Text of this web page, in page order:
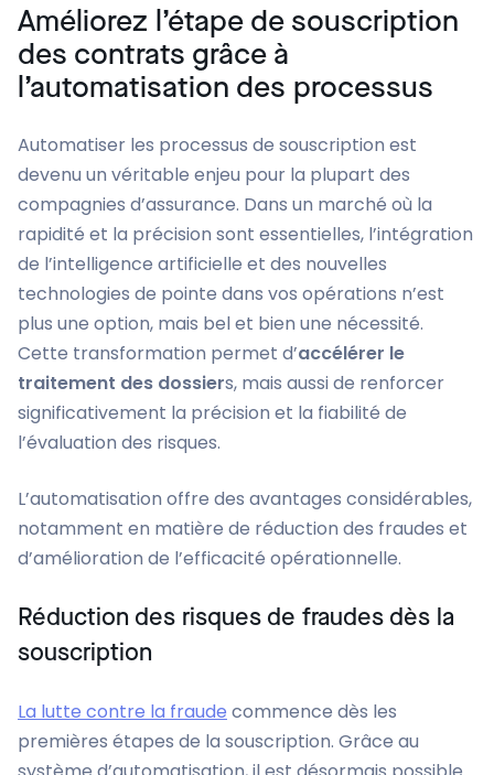
Améliorez l’étape de souscription
des contrats grâce à
l’automatisation des processus
Automatiser les processus de souscription est
devenu un véritable enjeu pour la plupart des
compagnies d’assurance. Dans un marché où la
rapidité et la précision sont essentielles, l’intégration
de l’intelligence artificielle et des nouvelles
technologies de pointe dans vos opérations n’est
plus une option, mais bel et bien une nécessité.
Cette transformation permet d’accélérer le
traitement des dossiers, mais aussi de renforcer
significativement la précision et la fiabilité de
l’évaluation des risques.
L’automatisation offre des avantages considérables,
notamment en matière de réduction des fraudes et
d’amélioration de l’efficacité opérationnelle.
Réduction des risques de fraudes dès la
souscription
La lutte contre la fraude commence dès les
premières étapes de la souscription. Grâce au